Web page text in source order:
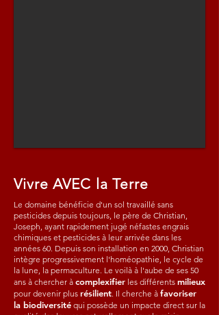
Vivre AVEC la Terre
Le domaine bénéficie d'un sol travaillé sans
pesticides depuis toujours, le père de Christian,
Joseph, ayant rapidement jugé néfastes engrais
chimiques et pesticides à leur arrivée dans les
années 60. Depuis son installation en 2000, Christian
intègre progressivement l'homéopathie, le cycle de
la lune, la permaculture. Le voilà à l'aube de ses 50
ans à chercher à complexifier les différents milieux
pour devenir plus résilient. Il cherche à favoriser
la biodiversité qui possède un impacte direct sur la